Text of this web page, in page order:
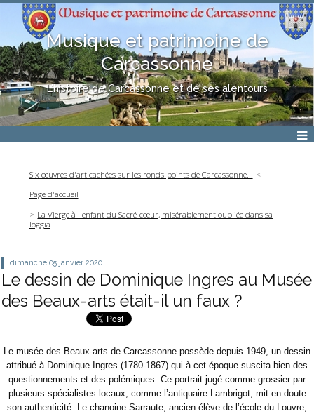
Musique et patrimoine de
Carcassonne
L'histoire de Carcassonne et de ses alentours
Six œuvres d'art cachées sur les ronds-points de Carcassonne...
Page d'accueil
La Vierge à l'enfant du Sacré-cœur, misérablement oubliée dans sa
loggia
dimanche 05 janvier 2020
Le dessin de Dominique Ingres au Musée
des Beaux-arts était-il un faux ?
Le musée des Beaux-arts de Carcassonne possède depuis 1949, un dessin
attribué à Dominique Ingres (1780-1867) qui à cet époque suscita bien des
questionnements et des polémiques. Ce portrait jugé comme grossier par
plusieurs spécialistes locaux, comme l’antiquaire Lambrigot, mit en doute
son authenticité. Le chanoine Sarraute, ancien élève de l’école du Louvre,